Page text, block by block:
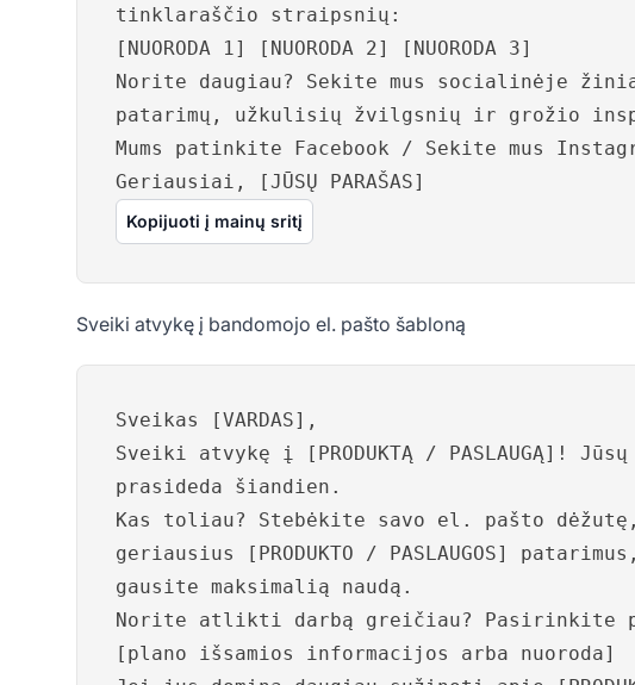
tinklaraščio straipsnių:
[NUORODA 1] [NUORODA 2] [NUORODA 3]
Norite daugiau? Sekite mus socialinėje
patarimų, užkulisių žvilgsnių ir grožio
Mums patinkite Facebook / Sekite mus
Geriausiai, [JŪSŲ PARAŠAS]
Kopijuoti į mainų sritį
Sveiki atvykę į bandomojo el. pašto šabloną
Sveikas [VARDAS],
Sveiki atvykę į [PRODUKTĄ / PASLAUGĄ]! Jūsų
prasideda šiandien.
Kas toliau? Stebėkite savo el. pašto dėžutę,
geriausius [PRODUKTO / PASLAUGOS]
gausite maksimalią naudą.
Norite atlikti darbą greičiau? Pasirinkite
[plano išsamios informacijos arba nuoroda]